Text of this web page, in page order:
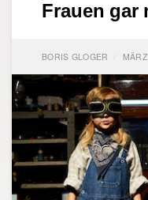
Frauen gar
BORIS GLOGER